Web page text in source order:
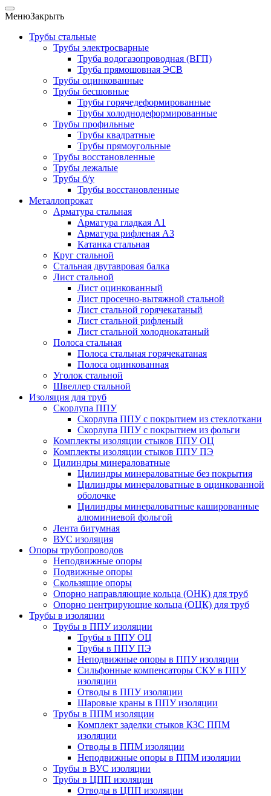
МенюЗакрыть
Трубы стальные
Трубы электросварные
Труба водогазопроводная (ВГП)
Труба прямошовная ЭСВ
Трубы оцинкованные
Трубы бесшовные
Трубы горячедеформированные
Трубы холоднодеформированные
Трубы профильные
Трубы квадратные
Трубы прямоугольные
Трубы восстановленные
Трубы лежалые
Трубы б/у
Трубы восстановленные
Металлопрокат
Арматура стальная
Арматура гладкая А1
Арматура рифленая А3
Катанка стальная
Круг стальной
Стальная двутавровая балка
Лист стальной
Лист оцинкованный
Лист просечно-вытяжной стальной
Лист стальной горячекатаный
Лист стальной рифленый
Лист стальной холоднокатаный
Полоса стальная
Полоса стальная горячекатаная
Полоса оцинкованная
Уголок стальной
Швеллер стальной
Изоляция для труб
Скорлупа ППУ
Скорлупа ППУ с покрытием из стеклоткани
Скорлупа ППУ с покрытием из фольги
Комплекты изоляции стыков ППУ ОЦ
Комплекты изоляции стыков ППУ ПЭ
Цилиндры минераловатные
Цилиндры минераловатные без покрытия
Цилиндры минераловатные в оцинкованной
оболочке
Цилиндры минераловатные кашированные
алюминиевой фольгой
Лента битумная
ВУС изоляция
Опоры трубопроводов
Неподвижные опоры
Подвижные опоры
Скользящие опоры
Опорно направляющие кольца (ОНК) для труб
Опорно центрирующие кольца (ОЦК) для труб
Трубы в изоляции
Трубы в ППУ изоляции
Трубы в ППУ ОЦ
Трубы в ППУ ПЭ
Неподвижные опоры в ППУ изоляции
Сильфонные компенсаторы СКУ в ППУ
изоляции
Отводы в ППУ изоляции
Шаровые краны в ППУ изоляции
Трубы в ППМ изоляции
Комплект заделки стыков КЗС ППМ
изоляции
Отводы в ППМ изоляции
Неподвижные опоры в ППМ изоляции
Трубы в ВУС изоляции
Трубы в ЦПП изоляции
Отводы в ЦПП изоляции